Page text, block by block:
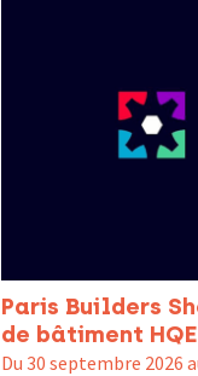
Paris Builders
de bâtiment
Du 30 septembre 2026